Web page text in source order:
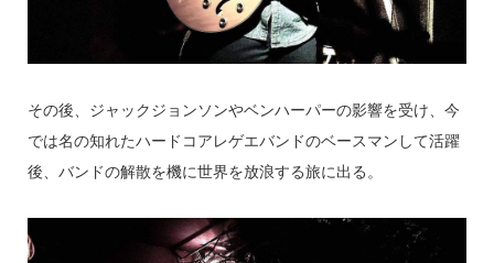
その後、ジャックジョンソンやベンハーパーの影響を受け、今
では名の知れたハードコアレゲエバンドのベースマンして活躍
後、バンドの解散を機に世界を放浪する旅に出る。